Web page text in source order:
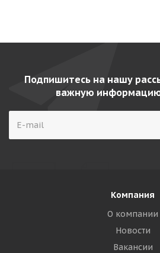
Подпишитесь на нашу
важную
Компания
О компании
Новости
Вакансии